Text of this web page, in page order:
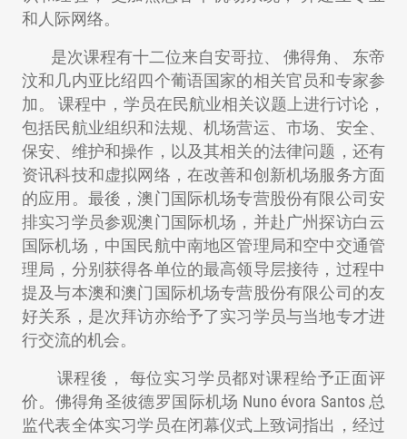
和人际网络。
是次课程有十二位来自安哥拉、 佛得角、 东帝
汶和几内亚比绍四个葡语国家的相关官员和专家参
加。 课程中，学员在民航业相关议题上进行讨论，
包括民航业组织和法规、机场营运、市场、安全、
保安、维护和操作，以及其相关的法律问题，还有
资讯科技和虚拟网络，在改善和创新机场服务方面
的应用。最後，澳门国际机场专营股份有限公司安
排实习学员参观澳门国际机场，并赴广州探访白云
国际机场，中国民航中南地区管理局和空中交通管
理局，分别获得各单位的最高领导层接待，过程中
提及与本澳和澳门国际机场专营股份有限公司的友
好关系，是次拜访亦给予了实习学员与当地专才进
行交流的机会。
课程後， 每位实习学员都对课程给予正面评
价。佛得角圣彼德罗国际机场 Nuno évora Santos 总
监代表全体实习学员在闭幕仪式上致词指出，经过